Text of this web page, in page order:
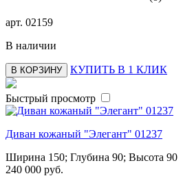
арт. 02159
В наличии
В КОРЗИНУ КУПИТЬ В 1 КЛИК
Быстрый просмотр
Диван кожаный "Элегант" 01237
Ширина 150; Глубина 90; Высота 90
240 000 руб.